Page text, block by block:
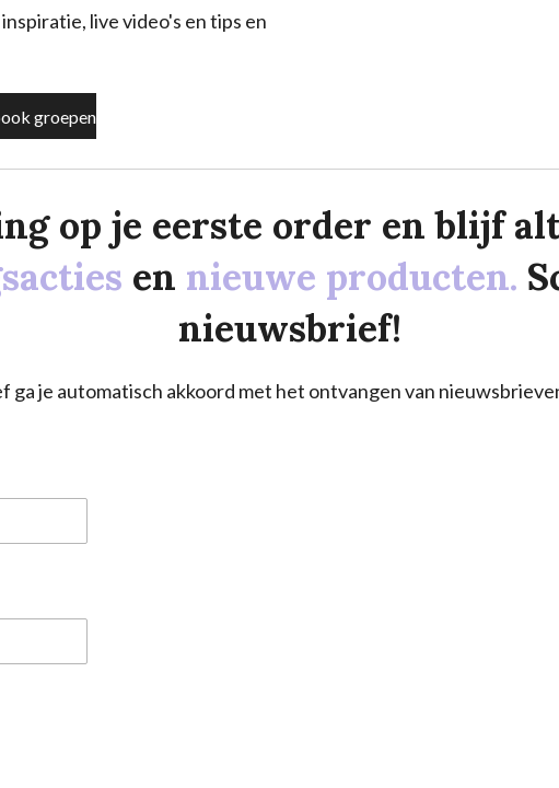
live video's en tips en
groepen
op je eerste order en blijf
en nieuwe producten.
nieuwsbrief!
ga je automatisch akkoord met het ontvangen van